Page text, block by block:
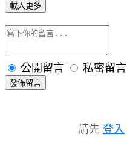
載入更多
公開留言 私密留言
發佈留言
請先 登入